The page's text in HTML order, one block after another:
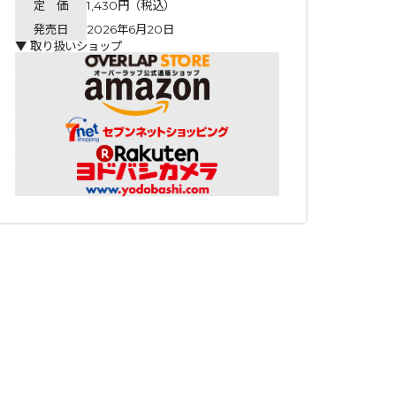
定 価
1,430円（税込）
発売日
2026年6月20日
▼ 取り扱いショップ